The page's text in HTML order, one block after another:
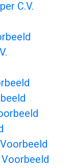
C.V.
Voorbeeld